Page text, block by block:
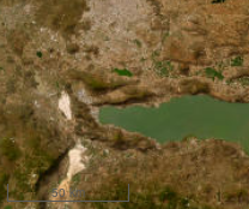
50 km